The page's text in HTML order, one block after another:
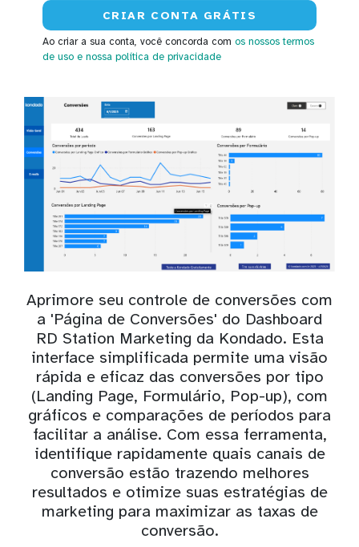
Ao criar a sua conta, você concorda com os nossos termos
de uso e nossa política de privacidade
Aprimore seu controle de conversões com
a 'Página de Conversões' do Dashboard
RD Station Marketing da Kondado. Esta
interface simplificada permite uma visão
rápida e eficaz das conversões por tipo
(Landing Page, Formulário, Pop-up), com
gráficos e comparações de períodos para
facilitar a análise. Com essa ferramenta,
identifique rapidamente quais canais de
conversão estão trazendo melhores
resultados e otimize suas estratégias de
marketing para maximizar as taxas de
conversão.